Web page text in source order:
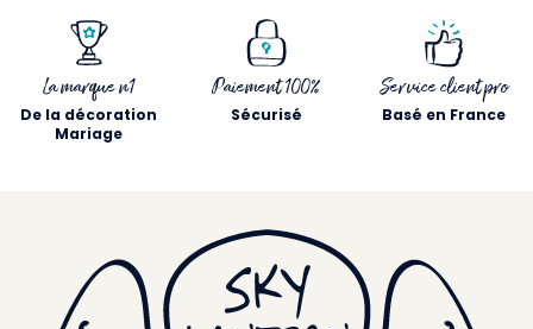
La marque n1
De la décoration
Mariage
Paiement 100%
Sécurisé
Service client pro
Basé en France